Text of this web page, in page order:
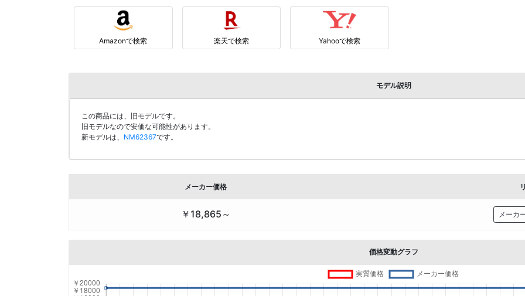
Amazonで検索 楽天で検索 Yahooで検索
モデル説明
この商品には、旧モデルです。
旧モデルなので安価な可能性があります。
新モデルは、 NM62367です。
メーカー価格
￥18,865～ メーカ
価格変動グラフ